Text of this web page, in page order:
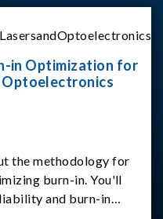
in Optimization for
Optoelectronics
the methodology for
burn-in. You'll
and burn-in